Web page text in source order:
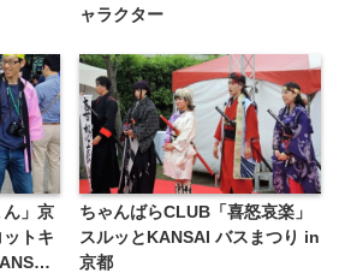
ャラクター
ん」京
トキ
ちゃんばらCLUB「喜怒哀楽」
スルッとKANSAI バスまつり in
京都